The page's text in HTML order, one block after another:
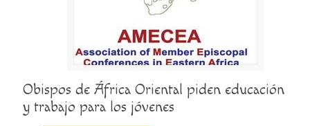
Obispos de África Oriental piden educación
y trabajo para los jóvenes